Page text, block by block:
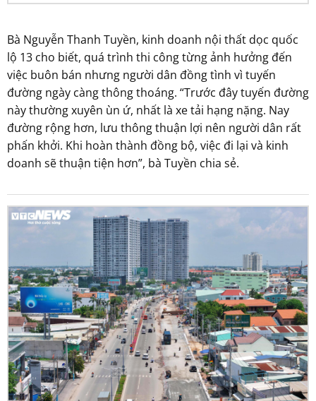
Bà Nguyễn Thanh Tuyền, kinh doanh nội thất dọc quốc
lộ 13 cho biết, quá trình thi công từng ảnh hưởng đến
việc buôn bán nhưng người dân đồng tình vì tuyến
đường ngày càng thông thoáng. “Trước đây tuyến đường
này thường xuyên ùn ứ, nhất là xe tải hạng nặng. Nay
đường rộng hơn, lưu thông thuận lợi nên người dân rất
phấn khởi. Khi hoàn thành đồng bộ, việc đi lại và kinh
doanh sẽ thuận tiện hơn”, bà Tuyền chia sẻ.